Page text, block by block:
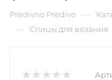
Predivno Predivo —
— Спицы для вязания